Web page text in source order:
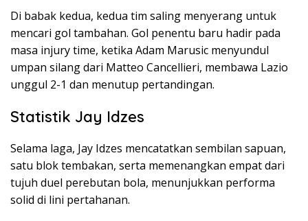
Di babak kedua, kedua tim saling menyerang untuk
mencari gol tambahan. Gol penentu baru hadir pada
masa injury time, ketika Adam Marusic menyundul
umpan silang dari Matteo Cancellieri, membawa Lazio
unggul 2-1 dan menutup pertandingan.
Statistik Jay Idzes
Selama laga, Jay Idzes mencatatkan sembilan sapuan,
satu blok tembakan, serta memenangkan empat dari
tujuh duel perebutan bola, menunjukkan performa
solid di lini pertahanan.